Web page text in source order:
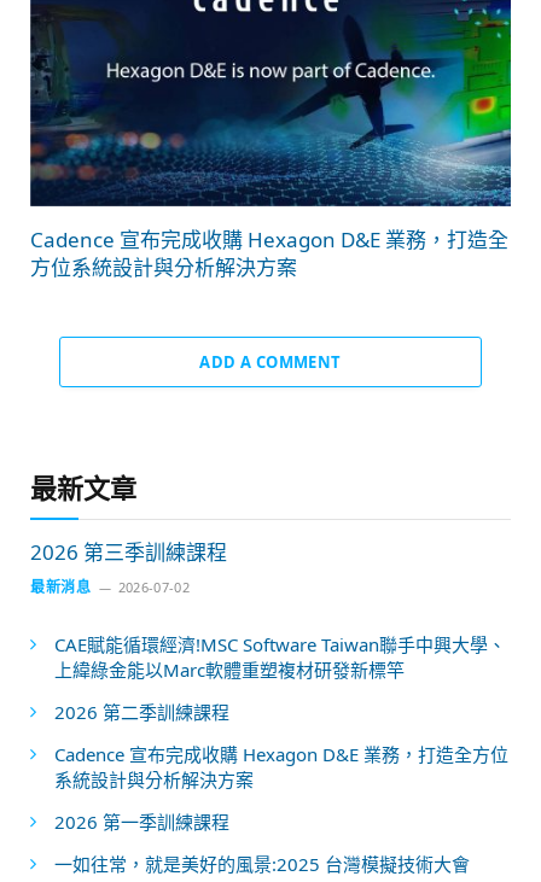
Cadence 宣布完成收購 Hexagon D&E 業務，打造全
方位系統設計與分析解決方案
ADD A COMMENT
最新文章
2026 第三季訓練課程
最新消息 2026-07-02
CAE賦能循環經濟!MSC Software Taiwan聯手中興大學、
上緯綠金能以Marc軟體重塑複材研發新標竿
2026 第二季訓練課程
Cadence 宣布完成收購 Hexagon D&E 業務，打造全方位
系統設計與分析解決方案
2026 第一季訓練課程
一如往常，就是美好的風景:2025 台灣模擬技術大會